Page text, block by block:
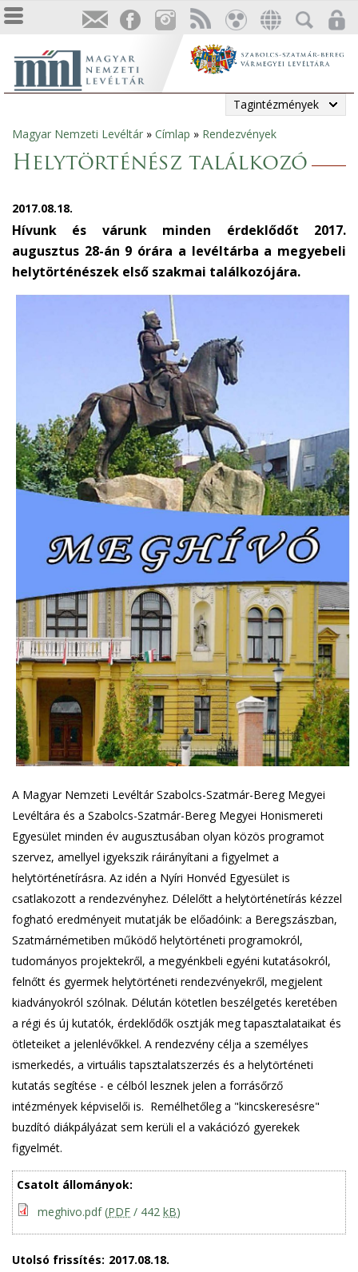
Tagintézmények
Jelenlegi
hely
Magyar Nemzeti Levéltár » Címlap » Rendezvények
Helytörténész találkozó
2017.08.18.
Hívunk és várunk minden érdeklődőt 2017.
augusztus 28-án 9 órára a levéltárba a megyebeli
helytörténészek első szakmai találkozójára.
A Magyar Nemzeti Levéltár Szabolcs-Szatmár-Bereg Megyei
Levéltára és a Szabolcs-Szatmár-Bereg Megyei Honismereti
Egyesület minden év augusztusában olyan közös programot
szervez, amellyel igyekszik ráirányítani a figyelmet a
helytörténetírásra. Az idén a Nyíri Honvéd Egyesület is
csatlakozott a rendezvényhez. Délelőtt a helytörténetírás kézzel
fogható eredményeit mutatják be előadóink: a Beregszászban,
Szatmárnémetiben működő helytörténeti programokról,
tudományos projektekről, a megyénkbeli egyéni kutatásokról,
felnőtt és gyermek helytörténeti rendezvényekről, megjelent
kiadványokról szólnak. Délután kötetlen beszélgetés keretében
a régi és új kutatók, érdeklődők osztják meg tapasztalataikat és
ötleteiket a jelenlévőkkel. A rendezvény célja a személyes
ismerkedés, a virtuális tapsztalatszerzés és a helytörténeti
kutatás segítése - e célból lesznek jelen a forrásőrző
intézmények képviselői is. Remélhetőleg a "kincskeresésre"
buzdító diákpályázat sem kerüli el a vakációzó gyerekek
figyelmét.
Csatolt állományok:
meghivo.pdf(PDF / 442 kB)
Utolsó frissítés: 2017.08.18.